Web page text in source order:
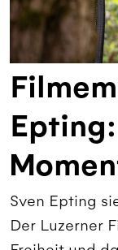
Sven Epting
Der Luzerner